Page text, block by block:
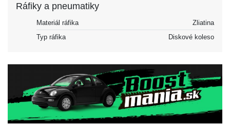
Ráfiky a pneumatiky
Materiál ráfika
Zliatina
Typ ráfika
Diskové koleso